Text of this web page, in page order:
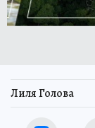
Лиля Голова